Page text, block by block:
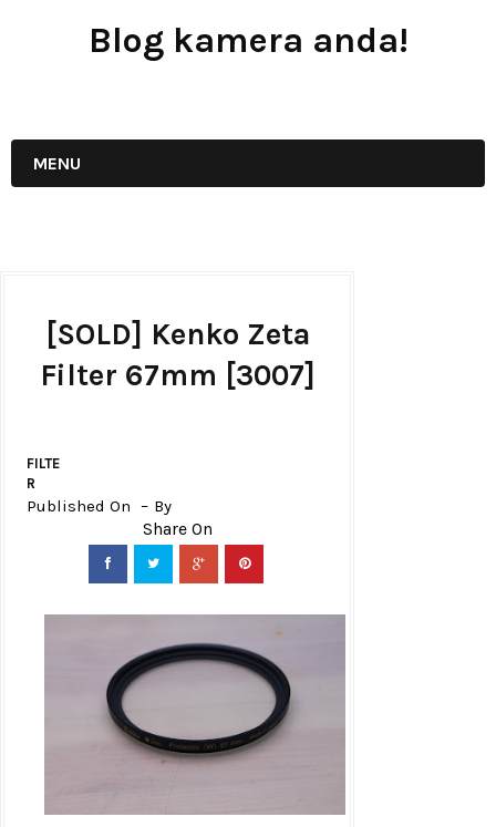
Blog kamera anda!
MENU
[SOLD] Kenko Zeta
Filter 67mm [3007]
FILTE
R
Published On By